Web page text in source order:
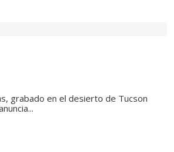
grabado en el desierto de Tucson